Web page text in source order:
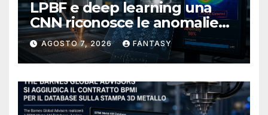
LPBF e deep learning una
CNN riconosce le anomalie
del bagno di fusione
AGOSTO 7, 2026 FANTASY